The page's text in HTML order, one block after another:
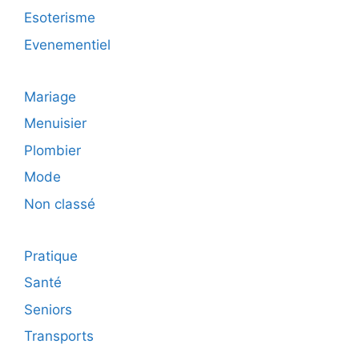
Esoterisme
Evenementiel
Mariage
Menuisier
Plombier
Mode
Non classé
Pratique
Santé
Seniors
Transports